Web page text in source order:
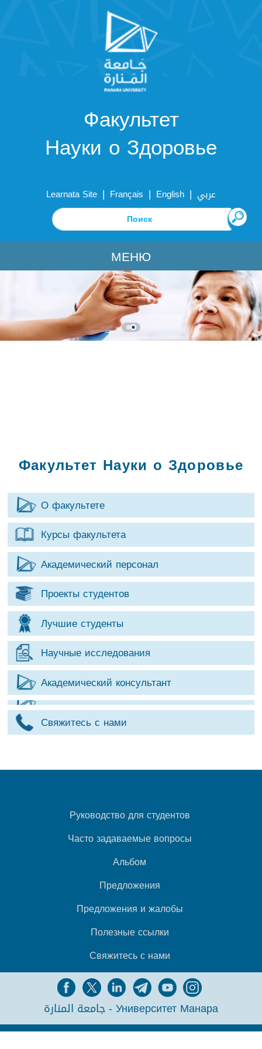
Факультет
Науки о Здоровье
Learnata Site | Français | English | عربي
МЕНЮ
Факультет Науки о Здоровье
О факультете
Курсы факультета
Академический персонал
Проекты студентов
Лучшие студенты
Научные исследования
Академический консультант
Свяжитесь с нами
Руководство для студентов
Часто задаваемые вопросы
Альбом
Предложения
Предложения и жалобы
Полезные ссылки
Свяжитесь с нами
جامعة المنارة - Университет Манара